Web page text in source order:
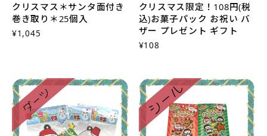
クリスマス＊サンタ面付き
巻き取り＊25個入
¥1,045
クリスマス限定！108円(税
込)お菓子パック お祝い バ
ザー プレゼント ギフト
¥108